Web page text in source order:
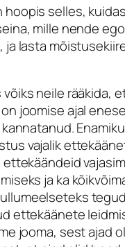
hoopis selles,
mille nende
lasta
neile rääkida,
joomise ajal
vajalik
ja ka
ettekäänete
jooma, sest ajad